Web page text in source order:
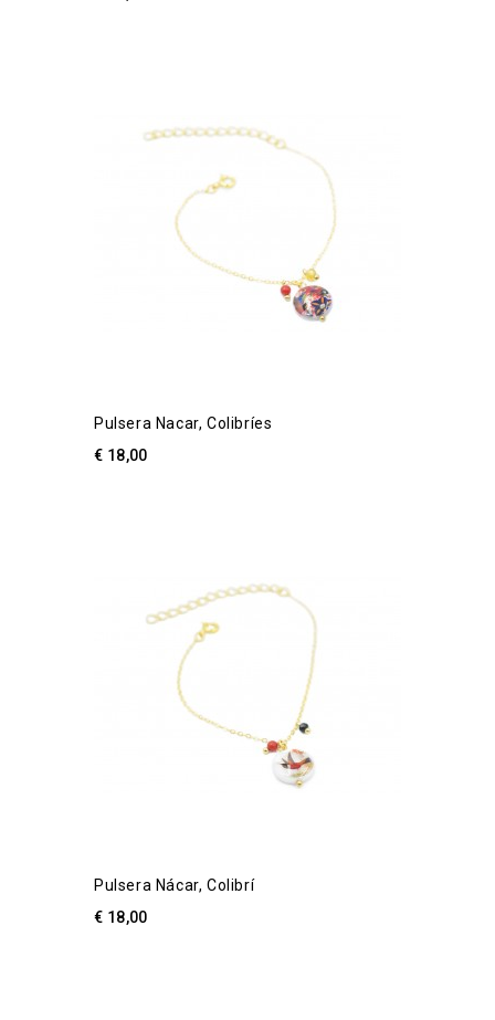
Pulsera Nacar, Colibríes
€ 18,00
Pulsera Nácar, Colibrí
€ 18,00